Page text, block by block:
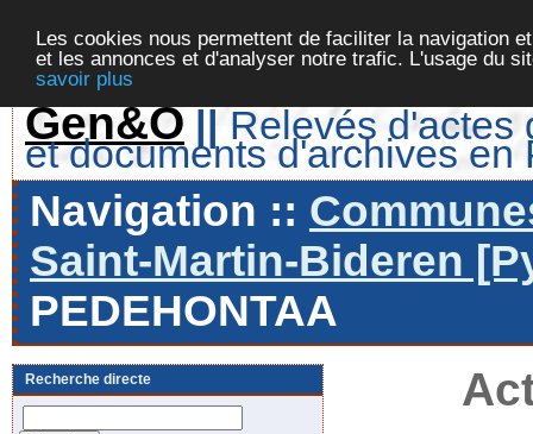
Les cookies nous permettent de faciliter la navigation
et les annonces et d'analyser notre trafic. L'usage du
savoir plus
Gen&O || Relevés d'actes
et documents d'archives en
Navigation ::
Saint-Martin-Bideren
PEDEHONTAA
Recherche directe